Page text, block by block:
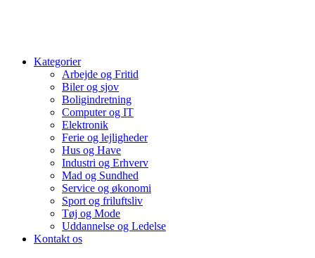
Kategorier
Arbejde og Fritid
Biler og sjov
Boligindretning
Computer og IT
Elektronik
Ferie og lejligheder
Hus og Have
Industri og Erhverv
Mad og Sundhed
Service og økonomi
Sport og friluftsliv
Tøj og Mode
Uddannelse og Ledelse
Kontakt os